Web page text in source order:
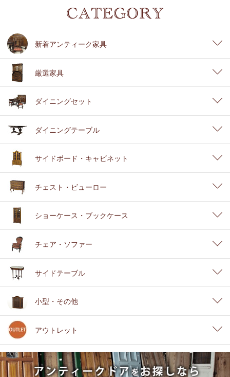
新着アンティーク家具
厳選家具
ダイニングセット
ダイニングテーブル
サイドボード・キャビネット
チェスト・ビューロー
ショーケース・ブックケース
チェア・ソファー
サイドテーブル
小型・その他
アウトレット